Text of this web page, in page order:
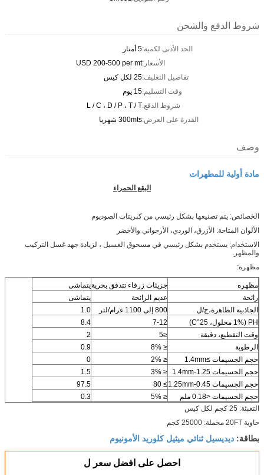
شروط الدفع والشحن
الحد الأدنى لكمية:5 أمتار
الأسعار:USD 200-500 per mt
تفاصيل التغليف:25 لكل كيس
وقت التسليم:15 يوم
شروط الدفع:L / C ، D / P ، T / T
القدرة على العرض:300mts شهريا
وصف
مادة أولية للمطهرات
البقع الحمراء
الخصائص: يتم تصنيعها بشكل رئيسي من كبريتات الصوديوم
الألوان المتاحة: الأزرق، الوردي، الأرجواني والأخضر
الاستخدام: يستخدم بشكل رئيسي في مسحوق الغسيل ، لزيادة جهد غسل التركيب
والمظهر.
مظهره:
مظهره جزيئات زرقاء تتدفق بحريةيتماشى
رائحة
عديم الرائحة
يتماشى
الجاذبية الظاهرة،ج/ل
800 إلى 1100 غرام/لتر
1.0
PH (1% محلول، 25°C)
7-12
8.4
وقت التقطيع، دقيقة
≤5
2
الرطوبة
≤ 8%
0.9
حجم الجسيمات ≥1.4mm
≤ 2%
0
حجم الجسيمات 1.25-1.4mm
≤ 3%
1.5
حجم الجسيمات 0.45-1.25mm
≥ 80
97.5
حجم الجسيمات <0.18 ملم
≤ 5%
0.3
التعبئة: 25 كجم لكل كيس
حاوية 20FT محملة: 25000 كجم
بطاقة: ديديسيل ثنائي ميثيل كلوريد الأمونيوم
احصل على افضل سعر ل